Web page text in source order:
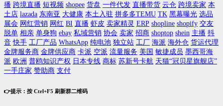
播 跨境直播 短视频 shopee 货盘 一件代发 直播带货 云仓 跨境卖家 本
土店 lazada 东南亚 大健康 本土入驻 拼多多TEMU TK 黑幕曝光 选品
展会 网红营销 网红 BI 直播 虾皮 卖家精灵 ERP shopline shopify 交友
脱单 相亲 单身狗 ebay 私域营销 协会 卖家 招商 shoptop shein 主播 抖
音 快手 工厂产品 WhatsApp 纯电池 独立站 工厂 海派 海外仓 货运代理
金牌服务商 金牌供应商 卡派 空派 流量服务 美国 敏捷成员 墨西哥海
派 欧洲 普鸥知识产权 日本专线 商标 苏新号卡航 天猫“冠贝星旗舰店”
一手庄家 赞助商 支付
👉提示：按 Ctrl+F5 刷新群二维码